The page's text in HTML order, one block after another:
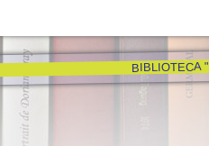
BIBLIOTECA